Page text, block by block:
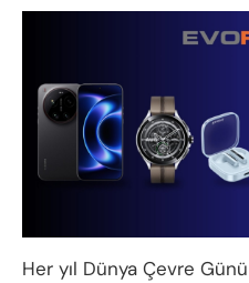
Her yıl Dünya Çevre